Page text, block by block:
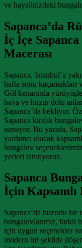
ve hayalinizdeki
Sapanca’da
İç İçe
Macerası
Sapanca, İstanbul’a
hafta sonu
Göl kenarında
hava ve huzur dolu
Sapanca’da bekliyor.
Sapanca kiralık
sunuyor. Bu yazıda,
yardımcı olacak
bungalov
yerleri tanıtıyoruz.
Sapanca
İçin Kapsamlı
Sapanca’da huzurlu
bungalovlarımız, farklı
için uygun seçenekler
modern bir şekilde